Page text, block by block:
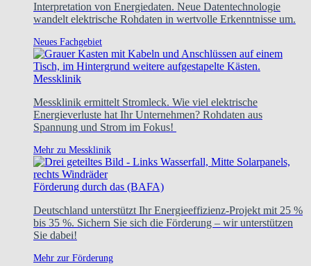
Interpretation von Energiedaten. Neue Datentechnologie
wandelt elektrische Rohdaten in wertvolle Erkenntnisse um.
Neues Fachgebiet
Messklinik
Messklinik ermittelt Stromleck. Wie viel elektrische
Energieverluste hat Ihr Unternehmen? Rohdaten aus
Spannung und Strom im Fokus!
Mehr zu Messklinik
Förderung durch das (BAFA)
Deutschland unterstützt Ihr Energieeffizienz-Projekt mit 25 %
bis 35 %. Sichern Sie sich die Förderung – wir unterstützen
Sie dabei!
Mehr zur Förderung